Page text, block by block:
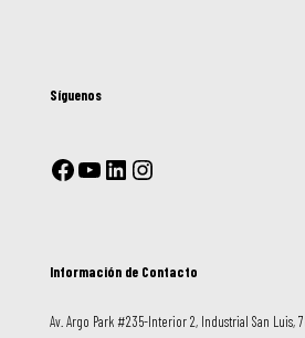
Síguenos
Información de Contacto
Av. Argo Park #235-Interior 2, Industrial San Luis,